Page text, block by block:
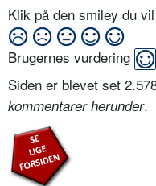
Klik på den smiley du
Brugernes vurdering
Siden er blevet set
kommentarer herunder.